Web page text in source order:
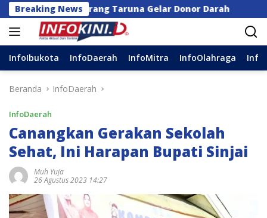
Langsung
ke
konten
Breaking News
Karang Taruna Gelar Donor Darah Anggota
InfoIbukota InfoDaerah InfoMitra InfoOlahraga
Beranda InfoDaerah
InfoDaerah
Canangkan Gerakan Sekolah
Sehat, Ini Harapan Bupati Sinjai
Muh Yuja
26 Agustus 2023 14:27